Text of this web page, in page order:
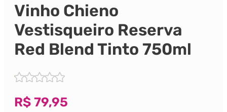
Vinho Chieno
Vestisqueiro Reserva
Red Blend Tinto 750ml
R$ 79,95